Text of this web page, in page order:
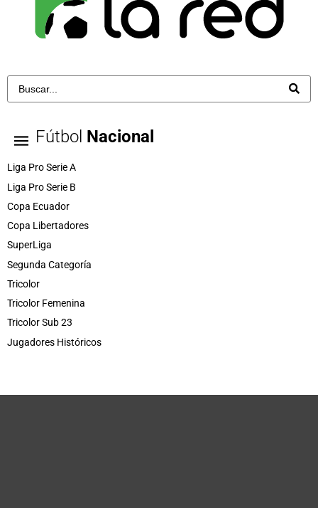
Fútbol Nacional
Liga Pro Serie A
Liga Pro Serie B
Copa Ecuador
Copa Libertadores
SuperLiga
Segunda Categoría
Tricolor
Tricolor Femenina
Tricolor Sub 23
Jugadores Históricos